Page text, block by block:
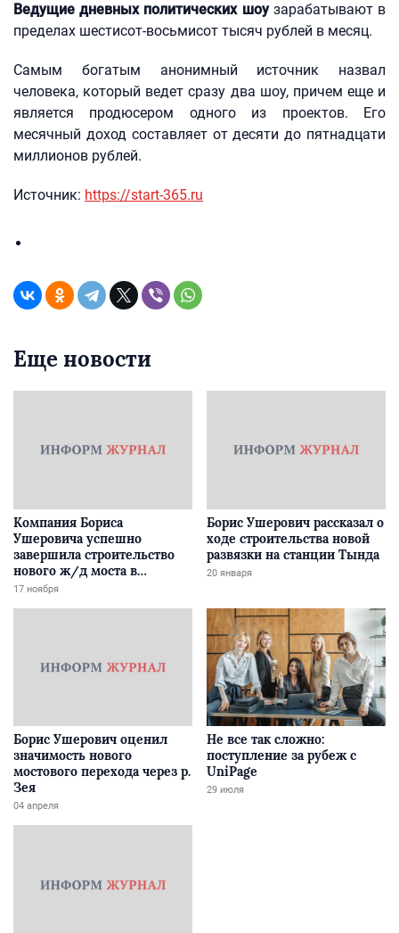
Ведущие дневных политических шоузарабатывают в
пределах шестисот-восьмисот тысяч рублей в месяц.
Самым богатым анонимный источник назвал
человека, который ведет сразу два шоу, причем еще и
является продюсером одного из проектов. Его
месячный доход составляет от десяти до пятнадцати
миллионов рублей.
Источник: https://start-365.ru
Еще новости
Компания Бориса
Ушеровича успешно
завершила строительство
нового ж/д моста в
Забайкалье
17 ноября
Борис Ушерович рассказал о
ходе строительства новой
развязки на станции Тында
20 января
Борис Ушерович оценил
значимость нового
мостового перехода через р.
Зея
04 апреля
Не все так сложно:
поступление за рубеж с
UniPage
29 июля